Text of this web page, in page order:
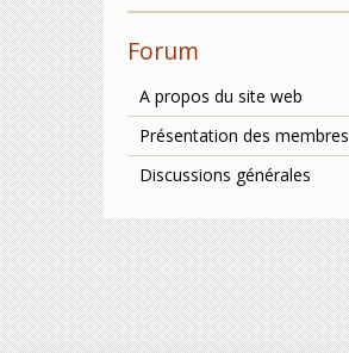
Forum
A propos du site web
Présentation des membres
Discussions générales